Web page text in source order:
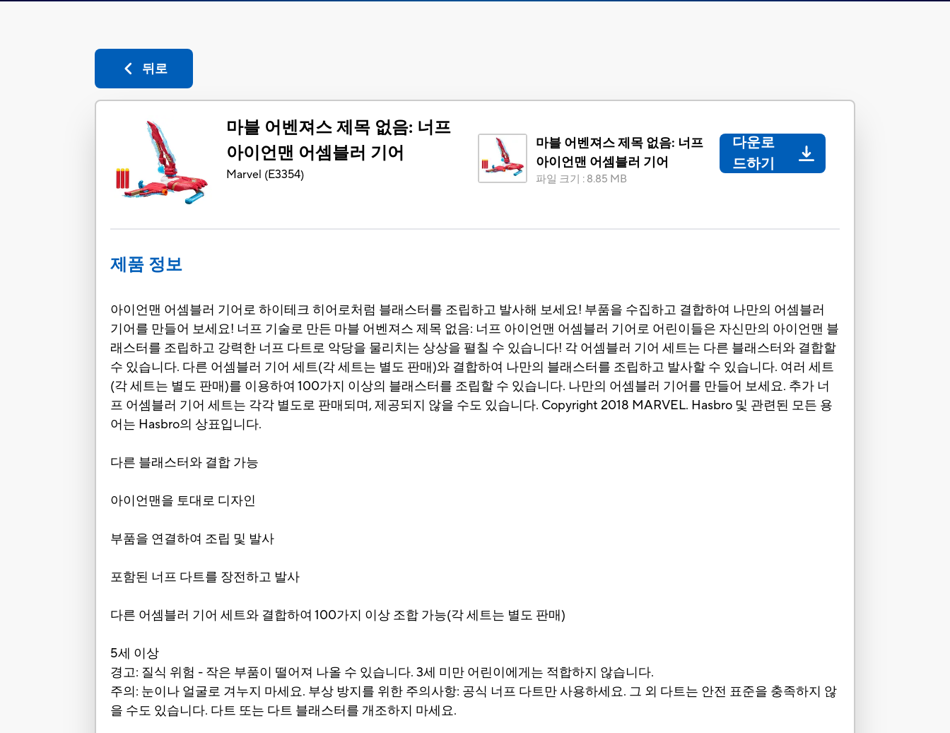
뒤로
마블 어벤져스 제목 없음: 너프
아이언맨 어셈블러 기어
Marvel (E3354)
마블 어벤져스 제목 없음: 너프
아이언맨 어셈블러 기어
파일 크기 : 8.85 MB
다운로
드하기
제품 정보
아이언맨 어셈블러 기어로 하이테크 히어로처럼 블래스터를 조립하고 발사해 보세요! 부품을 수집하고 결합하여 나만의 어셈블러
기어를 만들어 보세요! 너프 기술로 만든 마블 어벤져스 제목 없음: 너프 아이언맨 어셈블러 기어로 어린이들은 자신만의 아이언맨 블
래스터를 조립하고 강력한 너프 다트로 악당을 물리치는 상상을 펼칠 수 있습니다! 각 어셈블러 기어 세트는 다른 블래스터와 결합할
수 있습니다. 다른 어셈블러 기어 세트(각 세트는 별도 판매)와 결합하여 나만의 블래스터를 조립하고 발사할 수 있습니다. 여러 세트
(각 세트는 별도 판매)를 이용하여 100가지 이상의 블래스터를 조립할 수 있습니다. 나만의 어셈블러 기어를 만들어 보세요. 추가 너
프 어셈블러 기어 세트는 각각 별도로 판매되며, 제공되지 않을 수도 있습니다. Copyright 2018 MARVEL. Hasbro 및 관련된 모든 용
어는 Hasbro의 상표입니다.
다른 블래스터와 결합 가능
아이언맨을 토대로 디자인
부품을 연결하여 조립 및 발사
포함된 너프 다트를 장전하고 발사
다른 어셈블러 기어 세트와 결합하여 100가지 이상 조합 가능(각 세트는 별도 판매)
5세 이상
경고: 질식 위험 - 작은 부품이 떨어져 나올 수 있습니다. 3세 미만 어린이에게는 적합하지 않습니다.
주의: 눈이나 얼굴로 겨누지 마세요. 부상 방지를 위한 주의사항: 공식 너프 다트만 사용하세요. 그 외 다트는 안전 표준을 충족하지 않
을 수도 있습니다. 다트 또는 다트 블래스터를 개조하지 마세요.